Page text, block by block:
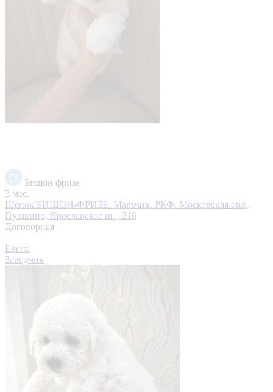
Бишон фризе
3 мес.
Щенок БИШОН-ФРИЗЕ. Мальчик. РКФ. Московская обл.,
Пушкино, Ярославское ш. , 216
Договорная
Елена
Заводчик